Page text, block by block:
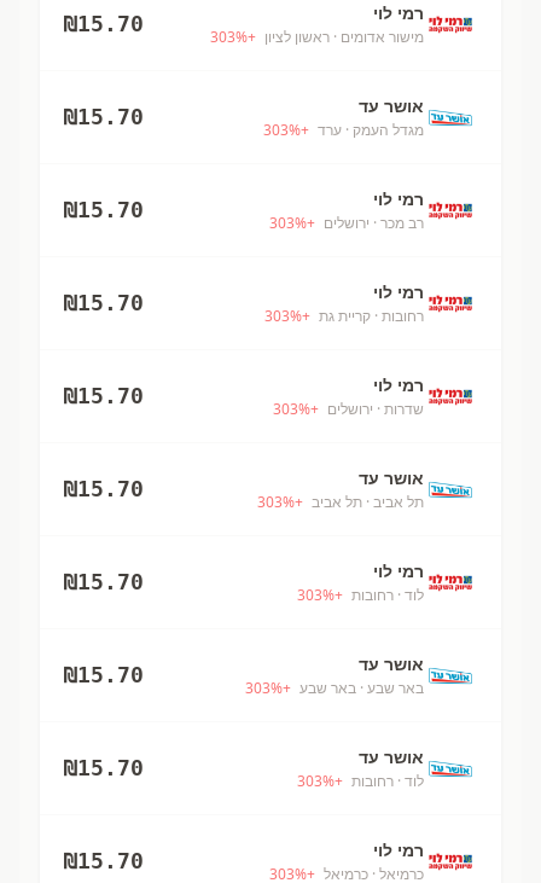
רמי לוי
מישור אדומים · ראשון לציון +
303%
₪15.70
אושר עד
מגדל העמק · ערד +
303%
₪15.70
רמי לוי
רב מכר · ירושלים +
303%
₪15.70
רמי לוי
רחובות · קריית גת +
303%
₪15.70
רמי לוי
שדרות · ירושלים +
303%
₪15.70
אושר עד
תל אביב · תל אביב +
303%
₪15.70
רמי לוי
לוד · רחובות +
303%
₪15.70
אושר עד
באר שבע · באר שבע +
303%
₪15.70
אושר עד
לוד · רחובות +
303%
₪15.70
רמי לוי
כרמיאל · כרמיאל +
303%
₪15.70